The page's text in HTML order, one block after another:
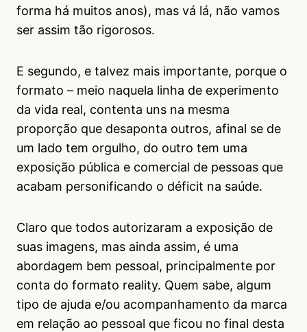
forma há muitos anos), mas vá lá, não vamos
ser assim tão rigorosos.
E segundo, e talvez mais importante, porque o
formato – meio naquela linha de experimento
da vida real, contenta uns na mesma
proporção que desaponta outros, afinal se de
um lado tem orgulho, do outro tem uma
exposição pública e comercial de pessoas que
acabam personificando o déficit na saúde.
Claro que todos autorizaram a exposição de
suas imagens, mas ainda assim, é uma
abordagem bem pessoal, principalmente por
conta do formato reality. Quem sabe, algum
tipo de ajuda e/ou acompanhamento da marca
em relação ao pessoal que ficou no final desta